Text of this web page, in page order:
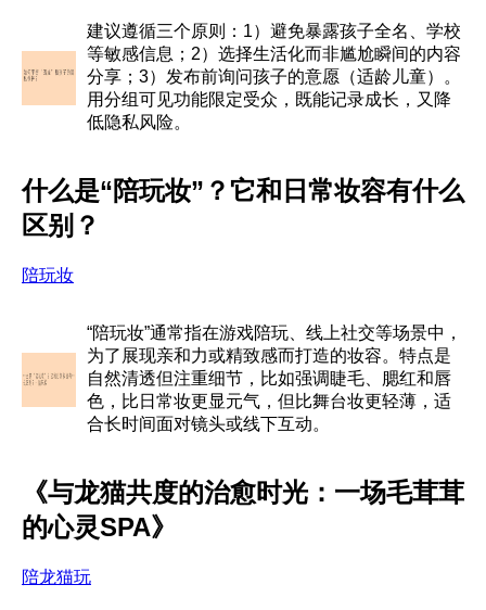
建议遵循三个原则：1）避免暴露孩子全名、学校
等敏感信息；2）选择生活化而非尴尬瞬间的内容
分享；3）发布前询问孩子的意愿（适龄儿童）。
用分组可见功能限定受众，既能记录成长，又降
低隐私风险。
什么是“陪玩妆”？它和日常妆容有什么
区别？
陪玩妆
“陪玩妆”通常指在游戏陪玩、线上社交等场景中，
为了展现亲和力或精致感而打造的妆容。特点是
自然清透但注重细节，比如强调睫毛、腮红和唇
色，比日常妆更显元气，但比舞台妆更轻薄，适
合长时间面对镜头或线下互动。
《与龙猫共度的治愈时光：一场毛茸茸
的心灵SPA》
陪龙猫玩